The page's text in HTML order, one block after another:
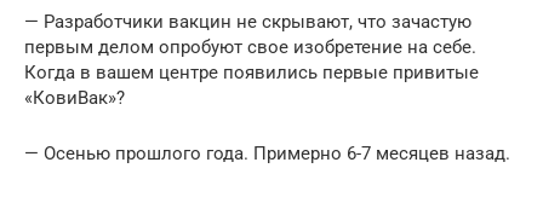
— Разработчики вакцин не скрывают, что зачастую
первым делом опробуют свое изобретение на себе.
Когда в вашем центре появились первые привитые
«КовиВак»?
— Осенью прошлого года. Примерно 6-7 месяцев назад.